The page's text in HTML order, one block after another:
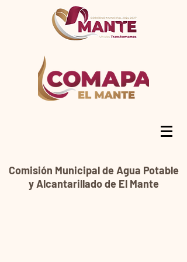
Comisión Municipal de Agua Potable
y Alcantarillado de El Mante